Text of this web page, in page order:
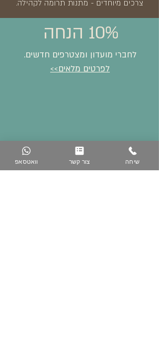
צרכים מיוחדים - מתנות תרומה לקהילה.
10% הנחה
לחברי מועדון ומצטרפים חדשים.
לפרטים מלאים>>
וואטסאפ צור קשר שיחה